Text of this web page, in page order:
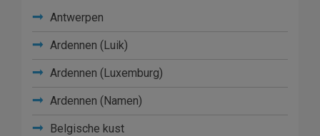
Antwerpen
Ardennen (Luik)
Ardennen (Luxemburg)
Ardennen (Namen)
Belgische kust